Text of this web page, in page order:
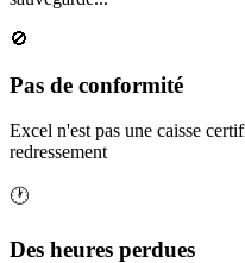
🚫
Pas de conformité
Excel n'est pas une caisse
redressement
🕐
Des heures perdues